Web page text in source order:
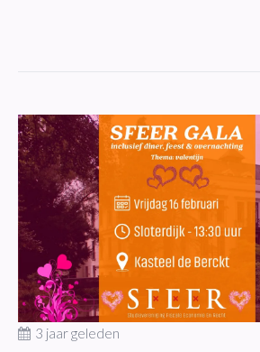
3 jaar geleden